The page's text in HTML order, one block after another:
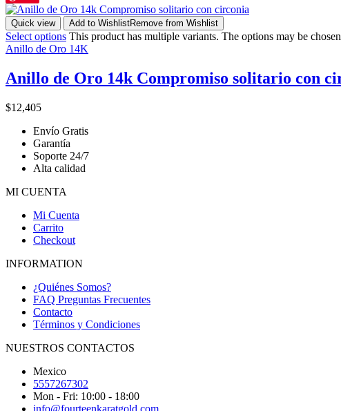
Quick view Add to WishlistRemove from Wishlist
Select options This product has multiple variants. The options may be
Anillo de Oro 14K
Anillo de Oro 14k Compromiso solitario con
$12,405
Envío Gratis
Garantía
Soporte 24/7
Alta calidad
MI CUENTA
Mi Cuenta
Carrito
Checkout
INFORMATION
¿Quiénes Somos?
FAQ Preguntas Frecuentes
Contacto
Términos y Condiciones
NUESTROS CONTACTOS
Mexico
5557267302
Mon - Fri: 10:00 - 18:00
info@fourteenkaratgold.com